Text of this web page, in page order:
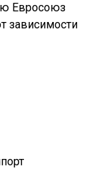
Евросоюз
зависимости